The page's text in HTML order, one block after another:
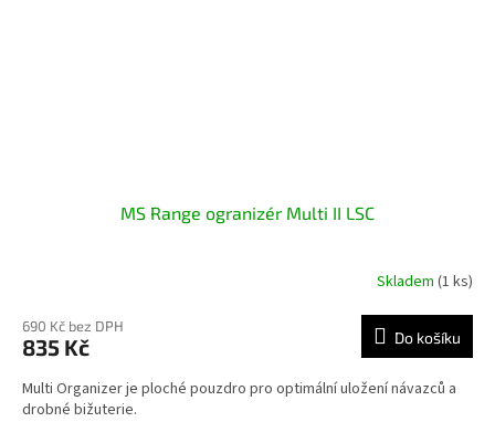
MS Range ogranizér Multi II LSC
Skladem (1 ks)
690 Kč bez DPH
835 Kč Do košíku
Multi Organizer je ploché pouzdro pro optimální uložení návazců a
drobné bižuterie.